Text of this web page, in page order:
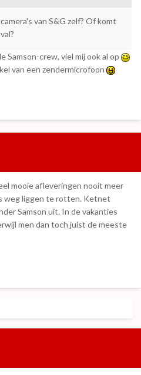
van S&G zelf? Of komt
Samson-crew, viel mij ook al op
van een zendermicrofoon
mooie afleveringen nooit meer
weg liggen te rotten. Ketnet
Samson uit. In de vakanties
men dan toch juist de meeste